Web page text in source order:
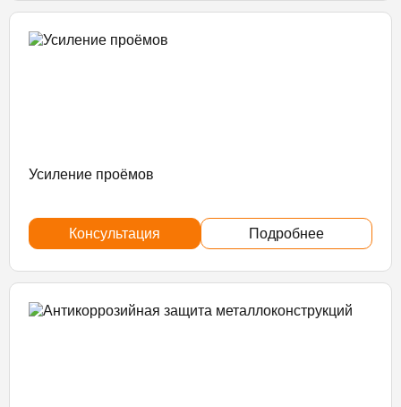
Усиление проёмов
Консультация Подробнее